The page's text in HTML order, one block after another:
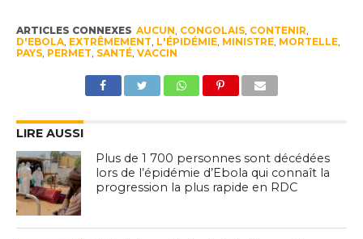
ARTICLES CONNEXES AUCUN CONGOLAIS, CONTENIR
D'EBOLA, EXTRÊMEMENT L'ÉPIDÉMIE, MINISTRE, MORTELLE,
PAYS, PERMET SANTÉ, VACCIN
LIRE AUSSI
Plus de 1 700 personnes sont décédées
lors de l’épidémie d’Ebola qui connaît la
progression la plus rapide en RDC